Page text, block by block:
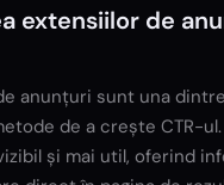
extensiilor de
anunțuri sunt una
de a crește CTR-
și mai util, oferind